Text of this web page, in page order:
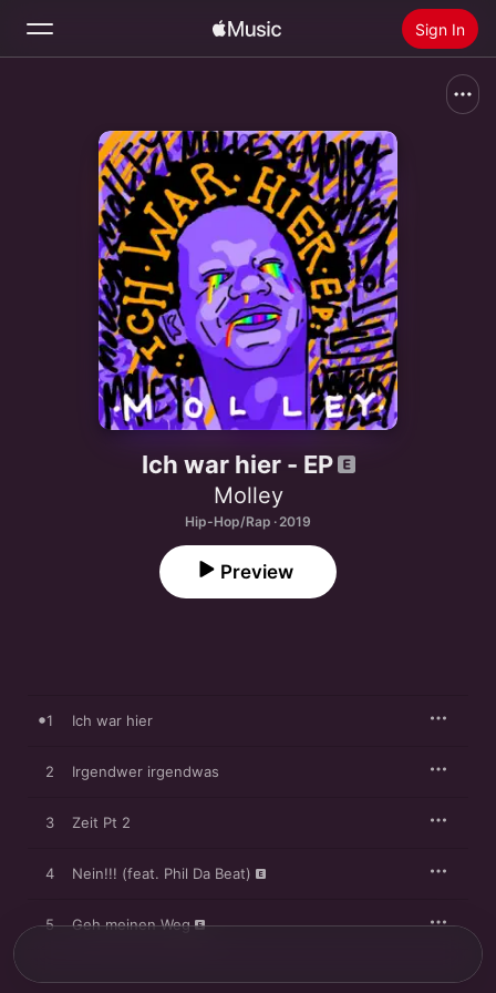
Sign In
Home
Radio
Install Apple Music
Ich war hier - EP
Molley
Hip-Hop/Rap · 2019
Preview
1 Ich war hier
2 Irgendwer irgendwas
3 Zeit Pt 2
4 Nein!!! (feat. Phil Da Beat)
5 Geh meinen Weg